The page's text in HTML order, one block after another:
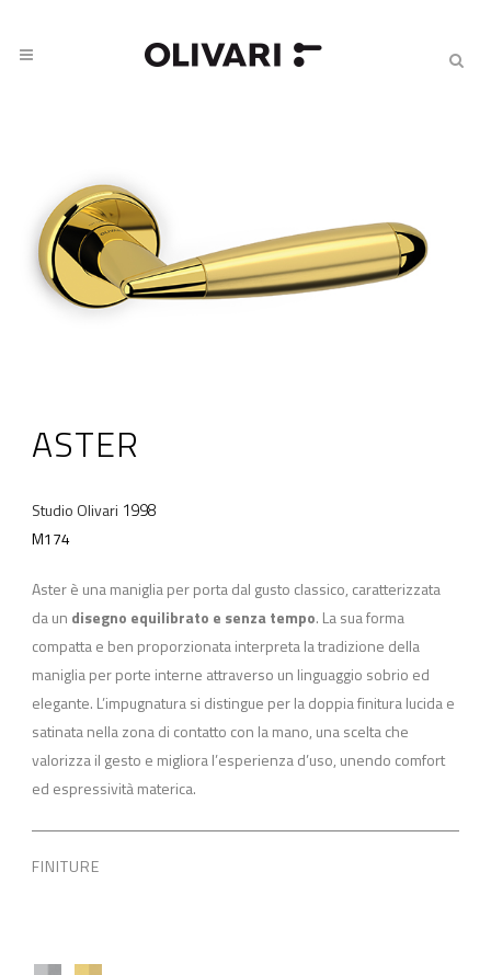
ASTER
Studio Olivari 1998
M174
Aster è una maniglia per porta dal gusto classico, caratterizzata
da un disegno equilibrato e senza tempo. La sua forma
compatta e ben proporzionata interpreta la tradizione della
maniglia per porte interne attraverso un linguaggio sobrio ed
elegante. L’impugnatura si distingue per la doppia finitura lucida e
satinata nella zona di contatto con la mano, una scelta che
valorizza il gesto e migliora l’esperienza d’uso, unendo comfort
ed espressività materica.
FINITURE